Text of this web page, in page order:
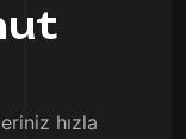
hızla